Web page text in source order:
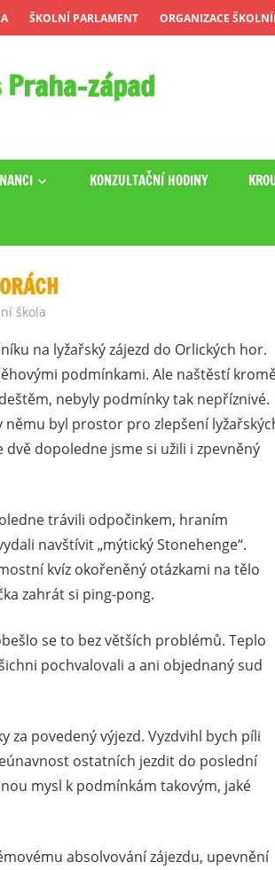
ŠKOLNÍ PARLAMENT ORGANIZACE
západ
KONZULTAČNÍ HODINY
škola
na lyžařský zájezd do Orlických hor.
podmínkami. Ale naštěstí
nebyly podmínky tak nepříznivé.
byl prostor pro zlepšení
dopoledne jsme si užili i zpevněný
trávili odpočinkem, hraním
navštívit „mýtický Stonehenge“.
kvíz okořeněný otázkami na tělo
zahrát si ping-pong.
se to bez větších problémů. Teplo
pochvalovali a ani objednaný sud
za povedený výjezd. Vyzdvihl bych píli
ostatních jezdit do poslední
mysl k podmínkám takovým, jaké
absolvování zájezdu, upevnění